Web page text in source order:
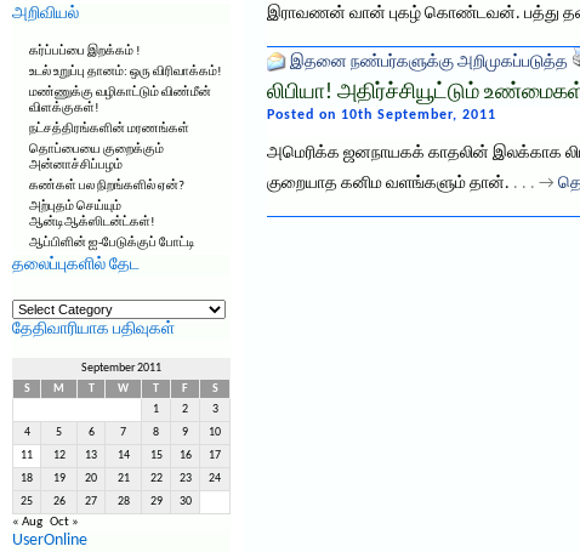
அறிவியல்
கர்ப்பப்பை இறக்கம் !
உடல் உறுப்பு தானம்: ஒரு விரிவாக்கம்!
மண்ணுக்கு வழிகாட்டும் விண்மீன்
விளக்குகள்!
நட்சத்திரங்களின் மரணங்கள்
தொப்பையை குறைக்கும்
அன்னாச்சிப்பழம்
கண்கள் பல நிறங்களில் ஏன்?
அற்புதம் செய்யும்
ஆன்டிஆக்ஸிடன்ட்கள்!
ஆப்பிளின் ஐ-பேடுக்குப் போட்டி
தலைப்புகளில் தேட
தலைப்புகளில்
தேட
தேதிவாரியாக பதிவுகள்
September 2011
S
M W F
S
1
2 3
4 5 6 7 8 9 10
11 12 13 14 15 16 17
18 19 20 21 22 23 24
25 26 27 28 29 30
« Aug Oct »
UserOnline
இராவணன் வான் புகழ் கொண்டவன். பத்து
இதனை நண்பர்களுக்கு அறிமுகப்படுத்த
லிபியா! அதிர்ச்சியூட்டும்
Posted on 10th September, 2011
அமெரிக்க ஜனநாயகக் காதலின் இலக்காக
குறையாத கனிம வளங்களும் தான். . . . →